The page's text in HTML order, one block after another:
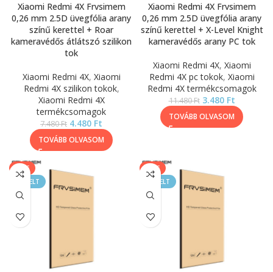
Xiaomi Redmi 4X Frvsimem
0,26 mm 2.5D üvegfólia arany
színű kerettel + Roar
kameravédős átlátszó szilikon
tok
Xiaomi Redmi 4X, Xiaomi
Redmi 4X szilikon tokok,
Xiaomi Redmi 4X
termékcsomagok
7.480Ft 4.480 Ft
TOVÁBB OLVASOM
Xiaomi Redmi 4X Frvsimem
0,26 mm 2.5D üvegfólia arany
színű kerettel + X-Level Knight
kameravédős arany PC tok
Xiaomi Redmi 4X, Xiaomi
Redmi 4X pc tokok, Xiaomi
Redmi 4X termékcsomagok
11.480Ft 3.480 Ft
TOVÁBB OLVASOM
SALE
KIEMELT
SALE
KIEMELT